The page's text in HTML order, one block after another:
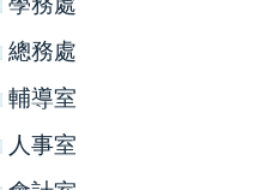
總務處
輔導室
人事室